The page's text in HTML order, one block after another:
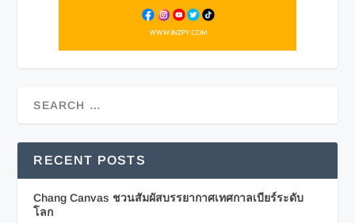
RECENT POSTS
Chang Canvas ชวนสัมผัสบรรยากาศเทศกาลเบียร์ระดับ
โลก